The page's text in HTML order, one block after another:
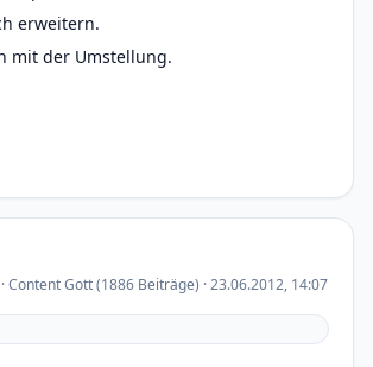
erweitern.
mit der Umstellung.
Content Gott (1886 Beiträge) · 23.06.2012, 14:07